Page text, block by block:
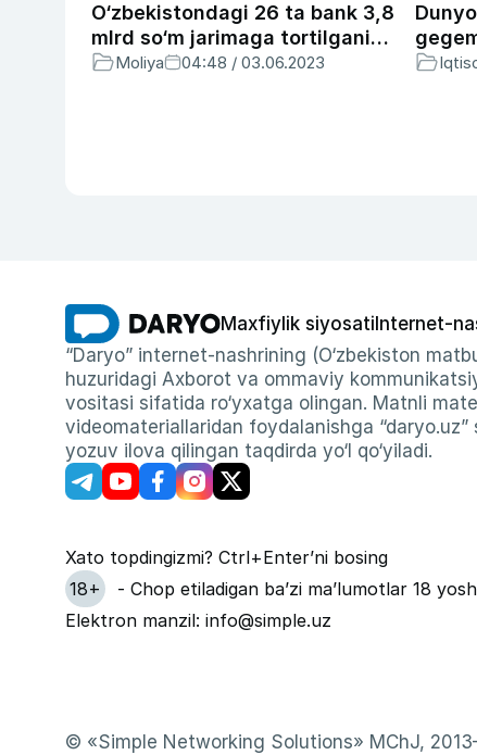
O‘zbekistondagi 26 ta bank 3,8
mlrd so‘m jarimaga tortilgani
ma’lum bo‘ldi
Moliya 04:48 / 03.06.2023
Maxfiylik siyosati Internet-
“Daryo” internet-nashrining (O‘zbekiston
huzuridagi Axborot va ommaviy
vositasi sifatida ro‘yxatga olingan. Matnli
videomateriallaridan foydalanishga
yozuv ilova qilingan taqdirda yo‘l qo‘yiladi.
Xato topdingizmi? Ctrl+Enter’ni bosing
18+
- Chop etiladigan ba’zi ma’lumotlar 18
Elektron manzil: info@simple.uz
© «Simple Networking Solutions» MChJ,